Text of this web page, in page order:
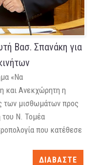
Βασ. Σπανάκη για
«Να
και Ανεκχώρητη η
των μισθωμάτων προς
του Ν. Τομέα
που κατέθεσε
ΔΙΑΒΑΣΤΕ